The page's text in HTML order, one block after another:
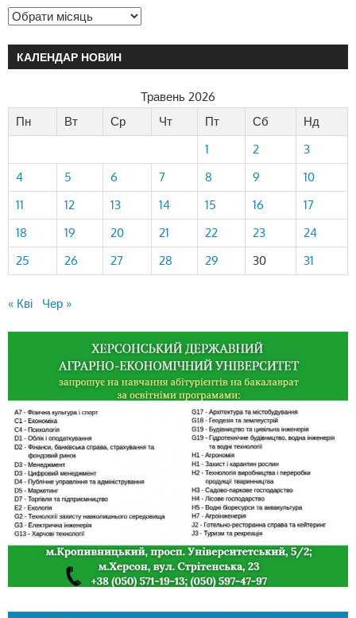
КАЛЕНДАР НОВИН
Травень 2026
Пн
Вт Ср Чт Пт Сб
Нд
1
2
3
4
5 6 7 8 9
10
11
12 13 14 15 16
17
18
19 20 21 22 23
24
25
26 27 28 29 30 31
« Кві Чер »